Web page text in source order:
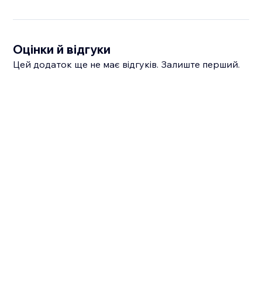
Оцінки й відгуки
Цей додаток ще не має відгуків. Залиште перший.